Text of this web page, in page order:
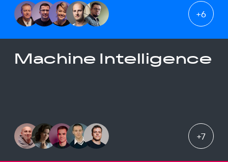
+6
Machine Intelligence
+7